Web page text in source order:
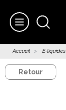
Accueil E-liquides
Retour